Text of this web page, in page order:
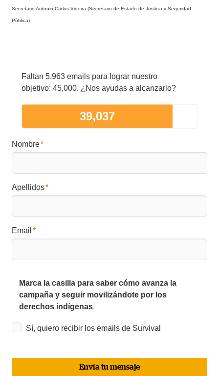
Secretario Antonio Carlos Videira (Secretario de Estado de Justicia y Seguridad
Pública)
Faltan 5,963 emails para lograr nuestro
objetivo: 45,000. ¿Nos ayudas a alcanzarlo?
39,037
Nombre
Apellidos
Email
Marca la casilla para saber cómo avanza la
campaña y seguir movilizándote por los
derechos indígenas.
Sí, quiero recibir los emails de Survival
Envía tu mensaje